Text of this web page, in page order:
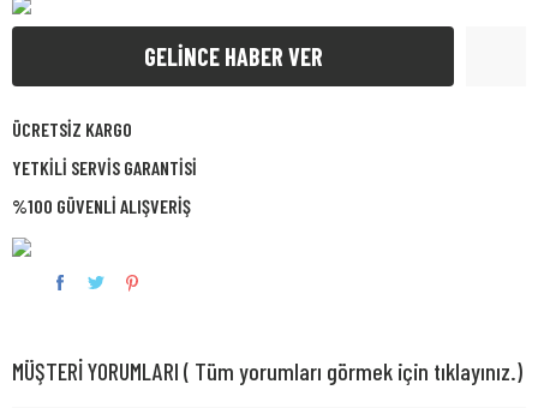
GELİNCE HABER VER
ÜCRETSİZ KARGO
YETKİLİ SERVİS GARANTİSİ
%100 GÜVENLİ ALIŞVERİŞ
MÜŞTERİ YORUMLARI ( Tüm yorumları görmek için tıklayınız.)